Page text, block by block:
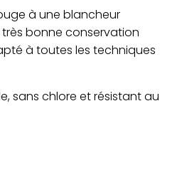
à une blancheur
bonne conservation
à toutes les techniques
sans chlore et résistant au